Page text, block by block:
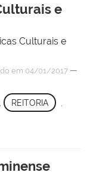
e
Culturais e
em 04/01/2017 —
REITORIA